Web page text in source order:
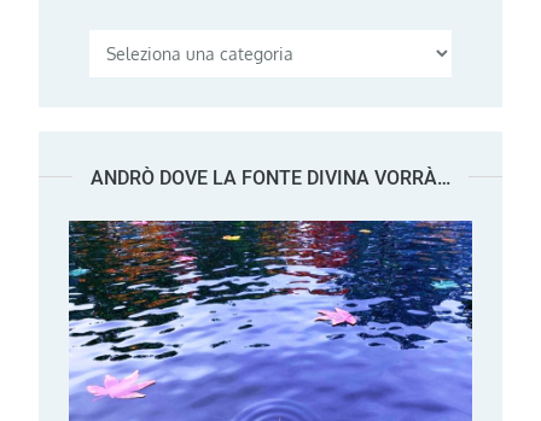
Categorie
ANDRÒ DOVE LA FONTE DIVINA VORRÀ…